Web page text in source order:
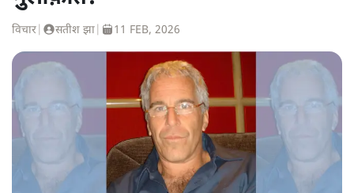
विचार सतीश झा 11 FEB, 2026